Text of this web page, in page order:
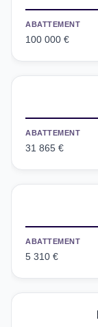
ABATTEMENT
100 000 €
ABATTEMENT
31 865 €
ABATTEMENT
5 310 €